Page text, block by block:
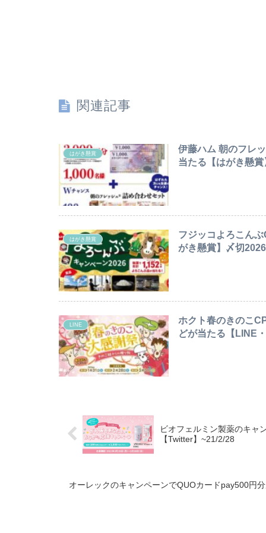
関連記事
はがき懸賞
伊藤ハム 朝のフレ
当たる【はがき懸
はがき懸賞
フジッコよろこん
がき懸賞】〆切
LINE
ホクト春のきのこ
どが当たる【LINE
ビオフェルミン製薬のキャ
【Twitter】~21/2/28
オーレックのキャンペーンでQUOカードpay500円